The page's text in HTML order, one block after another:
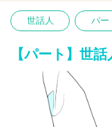
〇記録の記入など
※初めての方は先輩が
世話人 パー
【パート】世